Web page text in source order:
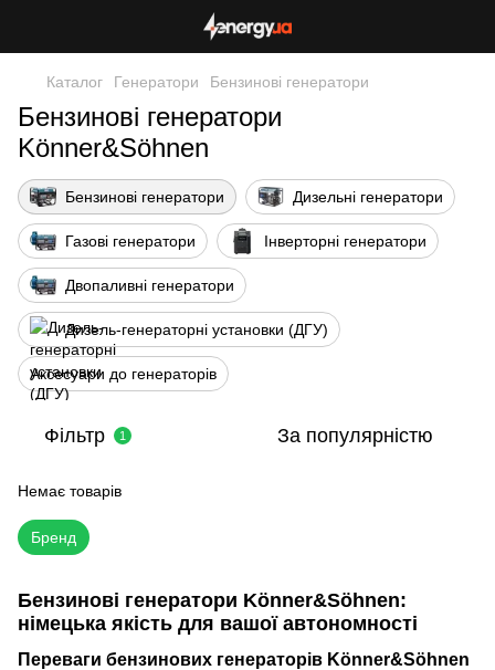
Каталог Генератори Бензинові генератори
Бензинові генератори
Könner&Söhnen
Бензинові генератори Дизельні генератори
Газові генератори Інверторні генератори
Двопаливні генератори
Дизель-генераторні установки (ДГУ)
Аксесуари до генераторів
Фільтр 1 За популярністю
Немає товарів
Бензинові генератори Könner&Söhnen:
німецька якість для вашої автономності
Переваги бензинових генераторів Könner&Söhnen
Бренд